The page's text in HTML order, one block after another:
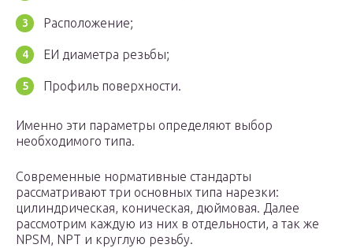
Расположение;
ЕИ диаметра резьбы;
Профиль поверхности.
Именно эти параметры определяют выбор
необходимого типа.
Современные нормативные стандарты
рассматривают три основных типа нарезки:
цилиндрическая, коническая, дюймовая. Далее
рассмотрим каждую из них в отдельности, а так же
NPSM, NPT и круглую резьбу.